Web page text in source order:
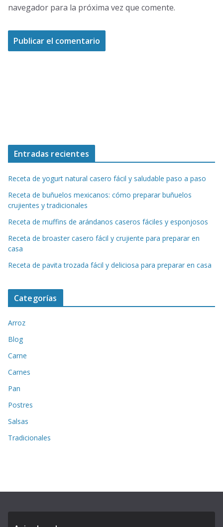
navegador para la próxima vez que comente.
Entradas recientes
Receta de yogurt natural casero fácil y saludable paso a paso
Receta de buñuelos mexicanos: cómo preparar buñuelos
crujientes y tradicionales
Receta de muffins de arándanos caseros fáciles y esponjosos
Receta de broaster casero fácil y crujiente para preparar en
casa
Receta de pavita trozada fácil y deliciosa para preparar en casa
Categorías
Arroz
Blog
Carne
Carnes
Pan
Postres
Salsas
Tradicionales